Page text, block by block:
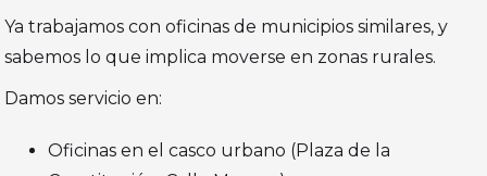
Ya trabajamos con oficinas de municipios similares, y
sabemos lo que implica moverse en zonas rurales.
Damos servicio en:
Oficinas en el casco urbano (Plaza de la